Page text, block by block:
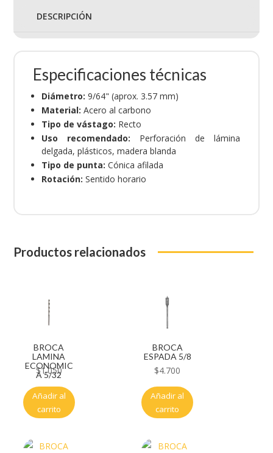
DESCRIPCIÓN
Especificaciones técnicas
Diámetro: 9/64" (aprox. 3.57 mm)
Material: Acero al carbono
Tipo de vástago: Recto
Uso recomendado: Perforación de lámina
delgada, plásticos, madera blanda
Tipo de punta: Cónica afilada
Rotación: Sentido horario
Productos relacionados
BROCA
LAMINA
ECONOMIC
A 5/32
$1.050
Añadir al
carrito
BROCA
ESPADA 5/8
$4.700
Añadir al
carrito